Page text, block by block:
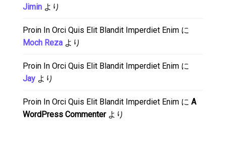
Jimin より
Proin In Orci Quis Elit Blandit Imperdiet Enim に
Moch Reza より
Proin In Orci Quis Elit Blandit Imperdiet Enim に
Jay より
Proin In Orci Quis Elit Blandit Imperdiet Enim に A
WordPress Commenterより